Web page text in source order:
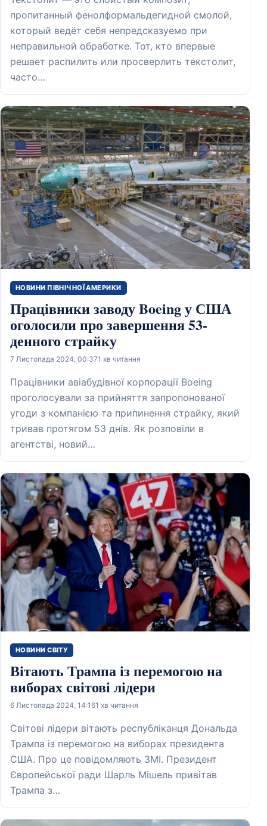
пропитанный фенолформальдегидной смолой,
который ведёт себя непредсказуемо при
неправильной обработке. Тот, кто впервые
решает распилить или просверлить текстолит,
часто…
НОВИНИ ПІВНІЧНОЇ АМЕРИКИ
Працівники заводу Boeing у США
оголосили про завершення 53-
денного страйку
7 Листопада 2024, 00:371 хв читання
Працівники авіабудівної корпорації Boeing
проголосували за прийняття запропонованої
угоди з компанією та припинення страйку, який
тривав протягом 53 днів. Як розповіли в
агентстві, новий…
НОВИНИ СВІТУ
Вітають Трампа із перемогою на
виборах світові лідери
6 Листопада 2024, 14:161 хв читання
Світові лідери вітають республіканця Дональда
Трампа із перемогою на виборах президента
США. Про це повідомляють ЗМІ. Президент
Європейської ради Шарль Мішель привітав
Трампа з…